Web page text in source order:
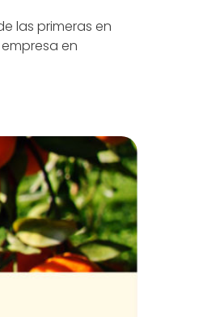
las primeras en
en